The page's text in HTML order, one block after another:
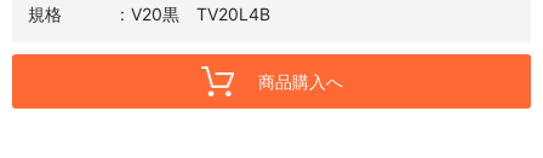
規格
V20黒 TV20L4B
商品購入へ